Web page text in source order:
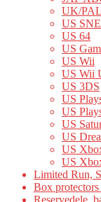
UK/
US
US 64
US
US Wii
US Wii
US 3DS
US
US
US
US
US
US
Limited Run,
Box